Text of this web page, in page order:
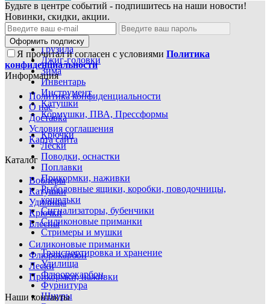
Блесны
Воблеры
Грузила
Джиг-головки
Зима
Инвентарь
Инструмент
Катушки
Кормушки, ПВА, Прессформы
Крючки
Лески
Поводки, оснастки
Поплавки
Прикормки, наживки
Рыболовные ящики, коробки, поводочницы,
кошельки
Сигнализаторы, бубенчики
Силиконовые приманки
Стримеры и мушки
Транспортировка и хранение
Удилища
Флюорокарбон
Фурнитура
Шнуры
Будьте в центре событий - подпишитесь на наши новости!
Новинки, скидки, акции.
Оформить подписку
Я прочитал и согласен с условиями Политика
конфиденциальности
Информация
Политика конфиденциальности
О нас
Доставка
Условия соглашения
Карта сайта
Каталог
Воблеры
Катушки
Удилища
Крючки
Блесны
Силиконовые приманки
Флюрокарбон
Лески
Прикормки, наживки
Наши контакты